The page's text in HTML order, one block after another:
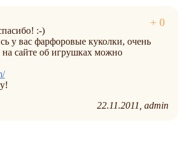
:-)
у вас фарфоровые куколки, очень
сайте об игрушках можно
22.11.2011 admin